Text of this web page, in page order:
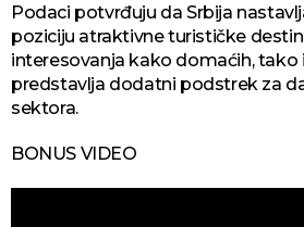
Podaci potvrđuju da Srbija
poziciju atraktivne turističke
interesovanja kako domaćih, tako
predstavlja dodatni podstrek za
sektora.
BONUS VIDEO